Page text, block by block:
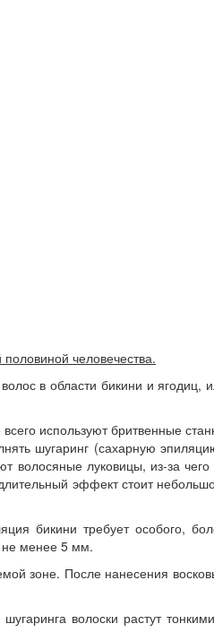
человечества.
в области бикини и ягодиц,
используют бритвенные
шугаринг (сахарную
волосяные луковицы, из-за чего
эффект стоит
бикини требует особого,
не менее 5 мм.
зоне. После нанесения
волоски растут